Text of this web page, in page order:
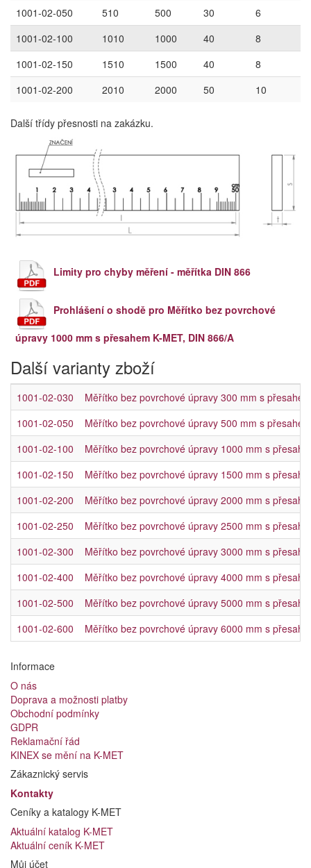
1001-02-050
510 500 30
6
1001-02-100
1010 1000 40
8
1001-02-150
1510 1500 40
8
1001-02-200
2010 2000 50 10
Další třídy přesnosti na zakázku.
Limity pro chyby měření - měřítka DIN 866
Prohlášení o shodě pro Měřítko bez povrchové
úpravy 1000 mm s přesahem K-MET, DIN 866/A
Další varianty zboží
1001-02-030
Měřítko bez povrchové úpravy 300 mm s
1001-02-050
Měřítko bez povrchové úpravy 500 mm s
1001-02-100
Měřítko bez povrchové úpravy 1000 mm s
1001-02-150
Měřítko bez povrchové úpravy 1500 mm s
1001-02-200
Měřítko bez povrchové úpravy 2000 mm s
1001-02-250
Měřítko bez povrchové úpravy 2500 mm s
1001-02-300
Měřítko bez povrchové úpravy 3000 mm s
1001-02-400
Měřítko bez povrchové úpravy 4000 mm s
1001-02-500
Měřítko bez povrchové úpravy 5000 mm s
1001-02-600
Měřítko bez povrchové úpravy 6000 mm s
Informace
O nás
Doprava a možnosti platby
Obchodní podmínky
GDPR
Reklamační řád
KINEX se mění na K-MET
Zákaznický servis
Kontakty
Ceníky a katalogy K-MET
Aktuální katalog K-MET
Aktuální ceník K-MET
Můj účet